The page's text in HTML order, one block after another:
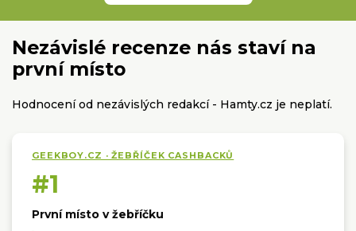
Nezávislé recenze nás staví na
první místo
Hodnocení od nezávislých redakcí - Hamty.cz je neplatí.
GEEKBOY.CZ · ŽEBŘÍČEK CASHBACKŮ
#1
První místo v žebříčku